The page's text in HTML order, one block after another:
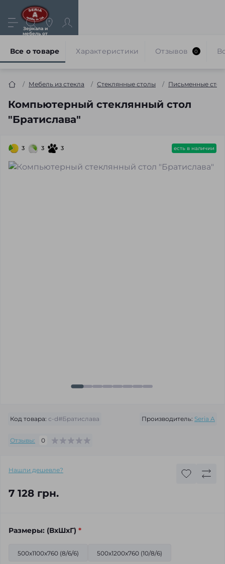
Зеркала и
мебель от
Мебель из стекла Стеклянные столы Письменные
Компьютерный стеклянный стол
"Братислава"
Все о товаре Характеристики Отзывов 0
3 3 3 есть в наличии
Код товара: c-d#Братислава Производитель: Seria A
Отзывы: 0
Нашли дешевле?
7 128 грн.
Размеры: (ВхШхГ) *
500x1100x760 (8/6/6) 500x1200x760 (10/8/6)